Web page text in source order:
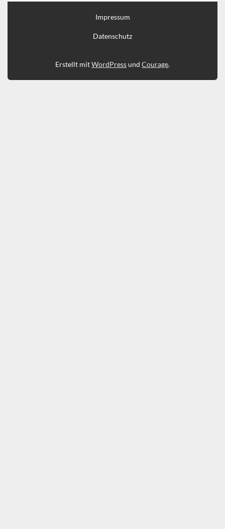
Impressum
Datenschutz
Erstellt mitWordPressund Courage.